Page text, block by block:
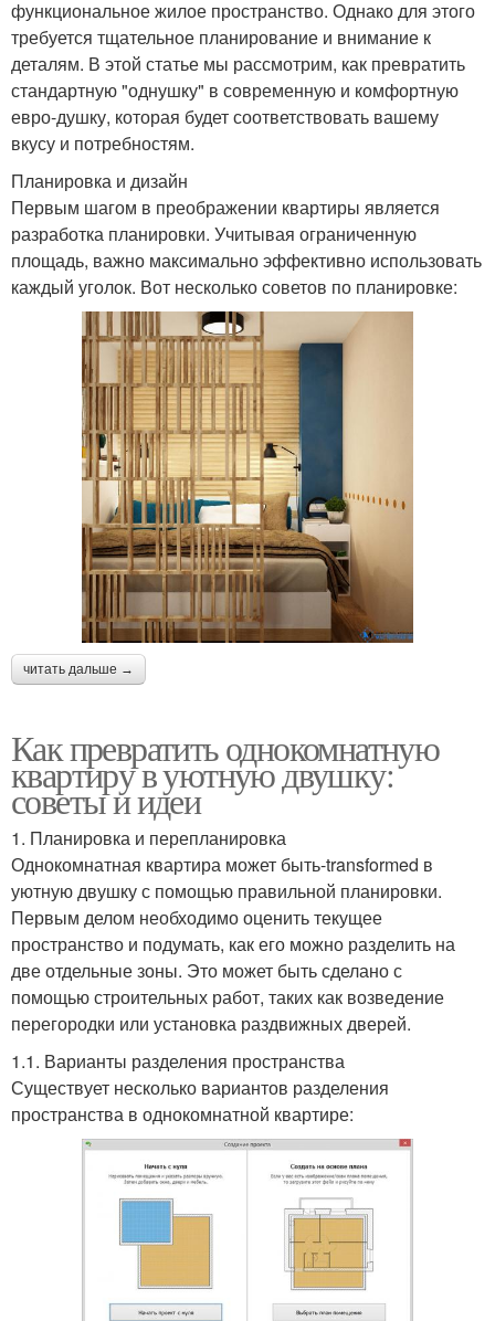
функциональное жилое пространство. Однако для этого
требуется тщательное планирование и внимание к
деталям. В этой статье мы рассмотрим, как превратить
стандартную "однушку" в современную и комфортную
евро-душку, которая будет соответствовать вашему
вкусу и потребностям.
Планировка и дизайн
Первым шагом в преображении квартиры является
разработка планировки. Учитывая ограниченную
площадь, важно максимально эффективно использовать
каждый уголок. Вот несколько советов по планировке:
читать дальше →
Как превратить однокомнатную
квартиру в уютную двушку:
советы и идеи
1. Планировка и перепланировка
Однокомнатная квартира может быть-transformed в
уютную двушку с помощью правильной планировки.
Первым делом необходимо оценить текущее
пространство и подумать, как его можно разделить на
две отдельные зоны. Это может быть сделано с
помощью строительных работ, таких как возведение
перегородки или установка раздвижных дверей.
1.1. Варианты разделения пространства
Существует несколько вариантов разделения
пространства в однокомнатной квартире: